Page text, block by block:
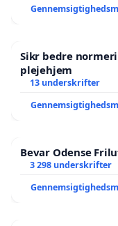
Heidi Wang - Venstre
Tusind tak for
De Fire Birke,
Sikr bedre
plejehjem
13 underskrifter
Bevar Odense
3 298 underskrifter